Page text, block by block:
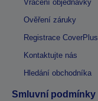
Vrácení objednávky
Ověření záruky
Registrace CoverPlus
Kontaktujte nás
Hledání obchodníka
Smluvní podmínky